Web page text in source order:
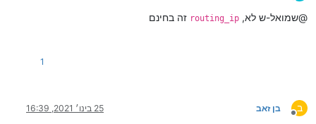
מנותק
@שמואל-ש לא, routing_ip זה בחינם
1
ב
מנותק
בן זאב 25 בינו׳ 2021, 16:39